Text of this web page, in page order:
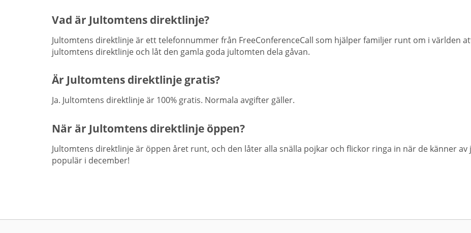
Vad är Jultomtens direktlinje?
Jultomtens direktlinje är ett telefonnummer från FreeConferenceCall som hjälper familjer runt om i världen
jultomtens direktlinje och låt den gamla goda jultomten dela gåvan.
Är Jultomtens direktlinje gratis?
Ja. Jultomtens direktlinje är 100% gratis. Normala avgifter gäller.
När är Jultomtens direktlinje öppen?
Jultomtens direktlinje är öppen året runt, och den låter alla snälla pojkar och flickor ringa in när de känner
populär i december!